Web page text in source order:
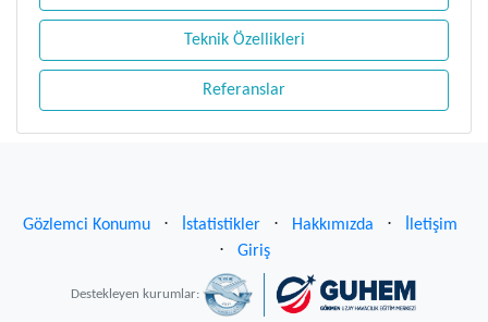
Teknik Özellikleri
Referanslar
Gözlemci Konumu ⋅ İstatistikler ⋅ Hakkımızda ⋅
İletişim
⋅
Giriş
Destekleyen kurumlar: